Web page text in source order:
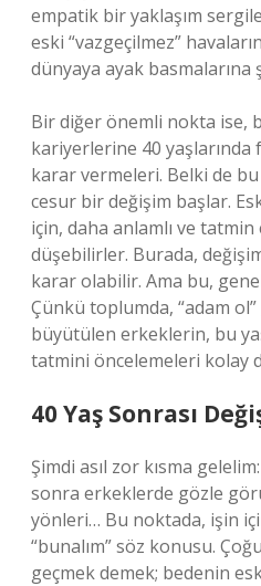
empatik bir yaklaşım
eski “vazgeçilmez”
dünyaya ayak basmalarına
Bir diğer önemli nokta ise,
kariyerlerine 40 yaşlarında
karar vermeleri. Belki de
cesur bir değişim başlar.
için, daha anlamlı ve
düşebilirler. Burada,
karar olabilir. Ama bu,
Çünkü toplumda, “adam
büyütülen erkeklerin, bu
tatmini öncelemeleri kolay
40 Yaş Sonrası
Şimdi asıl zor kısma
sonra erkeklerde gözle
yönleri… Bu noktada, işin
“bunalım” söz konusu.
geçmek demek; bedenin